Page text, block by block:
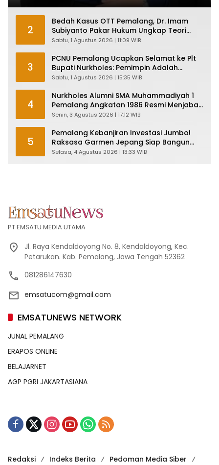
2
Bedah Kasus OTT Pemalang, Dr. Imam
Subiyanto Pakar Hukum Ungkap Teori
Penyertaan KPK
Sabtu, 1 Agustus 2026 | 11:09 WIB
3
PCNU Pemalang Ucapkan Selamat ke Plt
Bupati Nurkholes: Pemimpin Adalah
Pelayan Rakyat!
Sabtu, 1 Agustus 2026 | 15:35 WIB
4
Nurkholes Alumni SMA Muhammadiyah 1
Pemalang Angkatan 1986 Resmi Menjabat
Plt Bupati, Inilah Pesan Ketua Asmam 86
Senin, 3 Agustus 2026 | 17:12 WIB
5
Pemalang Kebanjiran Investasi Jumbo!
Raksasa Garmen Jepang Siap Bangun
Pabrik dan Serap Ribuan Tenaga Kerja
Selasa, 4 Agustus 2026 | 13:33 WIB
PT EMSATU MEDIA UTAMA
Jl. Raya Kendaldoyong No. 8, Kendaldoyong, Kec.
Petarukan. Kab. Pemalang, Jawa Tengah 52362
081286147630
emsatucom@gmail.com
EMSATUNEWS NETWORK
JUNAL PEMALANG
ERAPOS ONLINE
BELAJARNET
AGP PGRI JAKARTASIANA
Redaksi Indeks Berita Pedoman Media Siber